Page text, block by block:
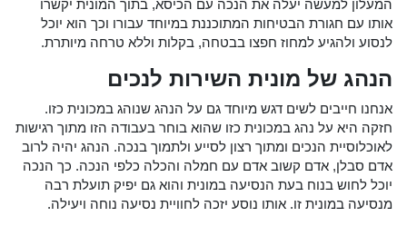
המעלון למעשה יעלה את הנכה עם הכיסא, בתוך המונית יקשרו
אותו עם חגורת הבטיחות המתוכננת במיוחד עבורו וכך הוא יוכל
לנסוע ולהגיע למחוז חפצו בבטחה, בקלות וללא טרחה מיותרת.
הנהג של מונית השירות לנכים
אנחנו חייבים לשים דגש מיוחד גם על הנהג שנוהג במכונית כזו.
חזקה היא על נהג במכונית כזו שהוא בוחר בעבודה הזו מתוך רגישות
לאוכלוסיית הנכים ומתוך רצון לסייע ולתמוך בנכה. הנהג יהיה לרוב
אדם סבלן, אדם קשוב אדם עם חמלה והכלה כלפי הנכה. כך הנכה
יוכל לחוש בנוח בעת הנסיעה במונית והוא גם יפיק תועלת רבה
מנסיעה במונית זו. אותו נוסע יזכה לחוויית נסיעה נוחה ויעילה.